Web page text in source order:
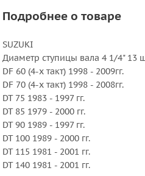
Подробнее о товаре
SUZUKI
Диаметр ступицы вала 4 1/4" 13
DF 60 (4-х такт) 1998 - 2009гг.
DF 70 (4-х такт) 1998 - 2008гг.
DT 75 1983 - 1997 гг.
DT 85 1979 - 2000 гг.
DT 90 1989 - 1997 гг.
DT 100 1989 - 2000 гг.
DT 115 1981 - 2001 гг.
DT 140 1981 - 2001 гг.